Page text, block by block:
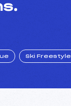
Ski Freestyle